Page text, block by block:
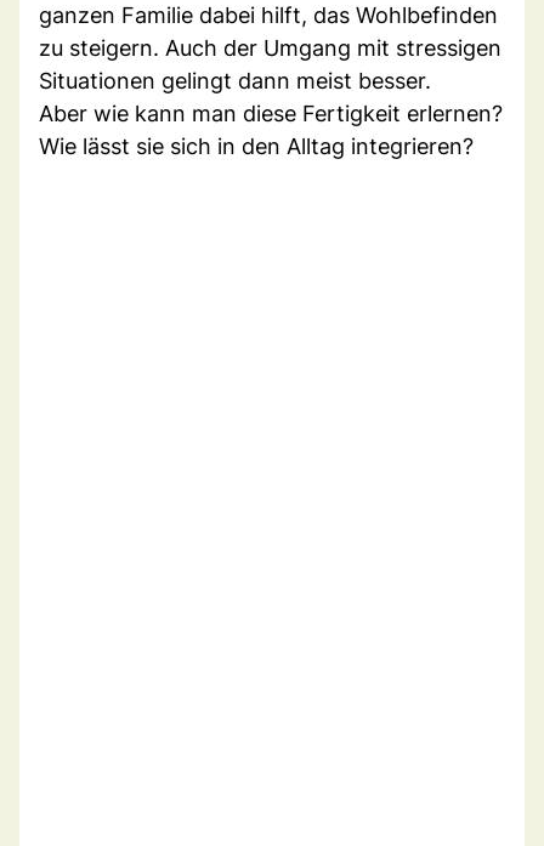
ganzen Familie dabei hilft, das Wohlbefinden
zu steigern. Auch der Umgang mit stressigen
Situationen gelingt dann meist besser.
Aber wie kann man diese Fertigkeit erlernen?
Wie lässt sie sich in den Alltag integrieren?